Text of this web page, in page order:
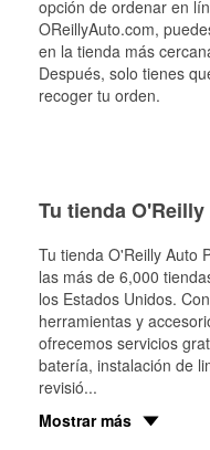
opción de ordenar en
OReillyAuto.com,
en la tienda más
Después, solo tienes
recoger tu orden.
Tu tienda
Tu tienda O'Reilly Auto
las más de 6,000
los Estados Unidos.
herramientas y
ofrecemos servicios
batería, instalación de
revisió...
Mostrar más